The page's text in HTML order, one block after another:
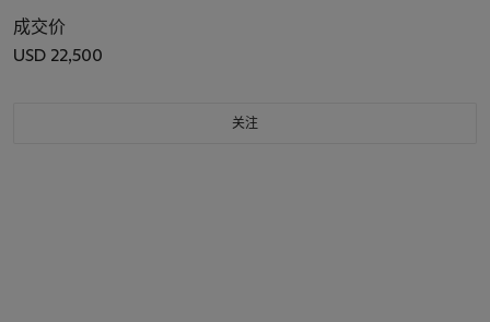
成交价
USD 22,500
关注